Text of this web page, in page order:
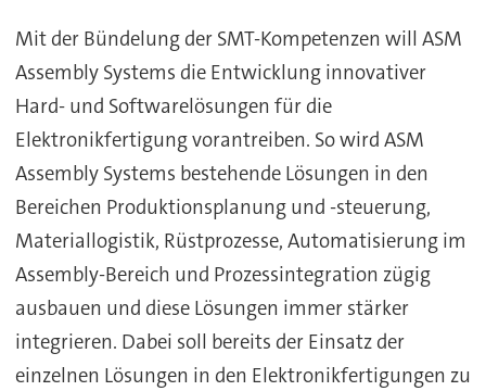
Mit der Bündelung der SMT-Kompetenzen will ASM
Assembly Systems die Entwicklung innovativer
Hard- und Softwarelösungen für die
Elektronikfertigung vorantreiben. So wird ASM
Assembly Systems bestehende Lösungen in den
Bereichen Produktionsplanung und -steuerung,
Materiallogistik, Rüstprozesse, Automatisierung im
Assembly-Bereich und Prozessintegration zügig
ausbauen und diese Lösungen immer stärker
integrieren. Dabei soll bereits der Einsatz der
einzelnen Lösungen in den Elektronikfertigungen zu